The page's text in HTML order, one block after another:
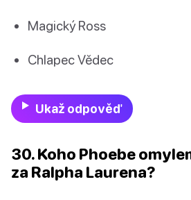
Magický Ross
Chlapec Vědec
Ukaž odpověď
30. Koho Phoebe
za Ralpha Laurena?